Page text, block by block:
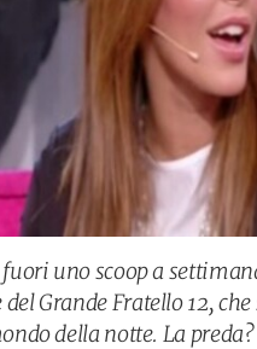
uno scoop a
Grande Fratello 12,
della notte. La